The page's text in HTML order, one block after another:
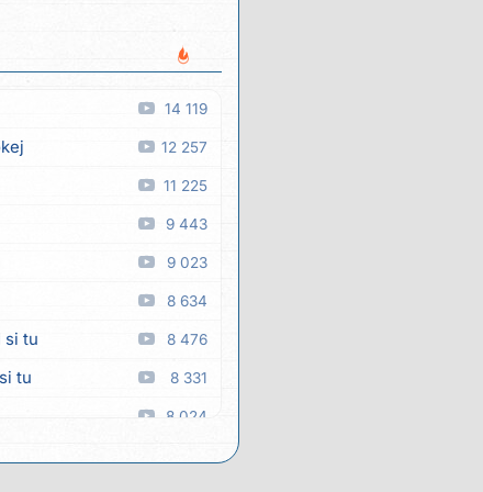
14 119
12 257
11 225
9 443
9 023
8 634
si tu 8 476
tu 8 331
8 024